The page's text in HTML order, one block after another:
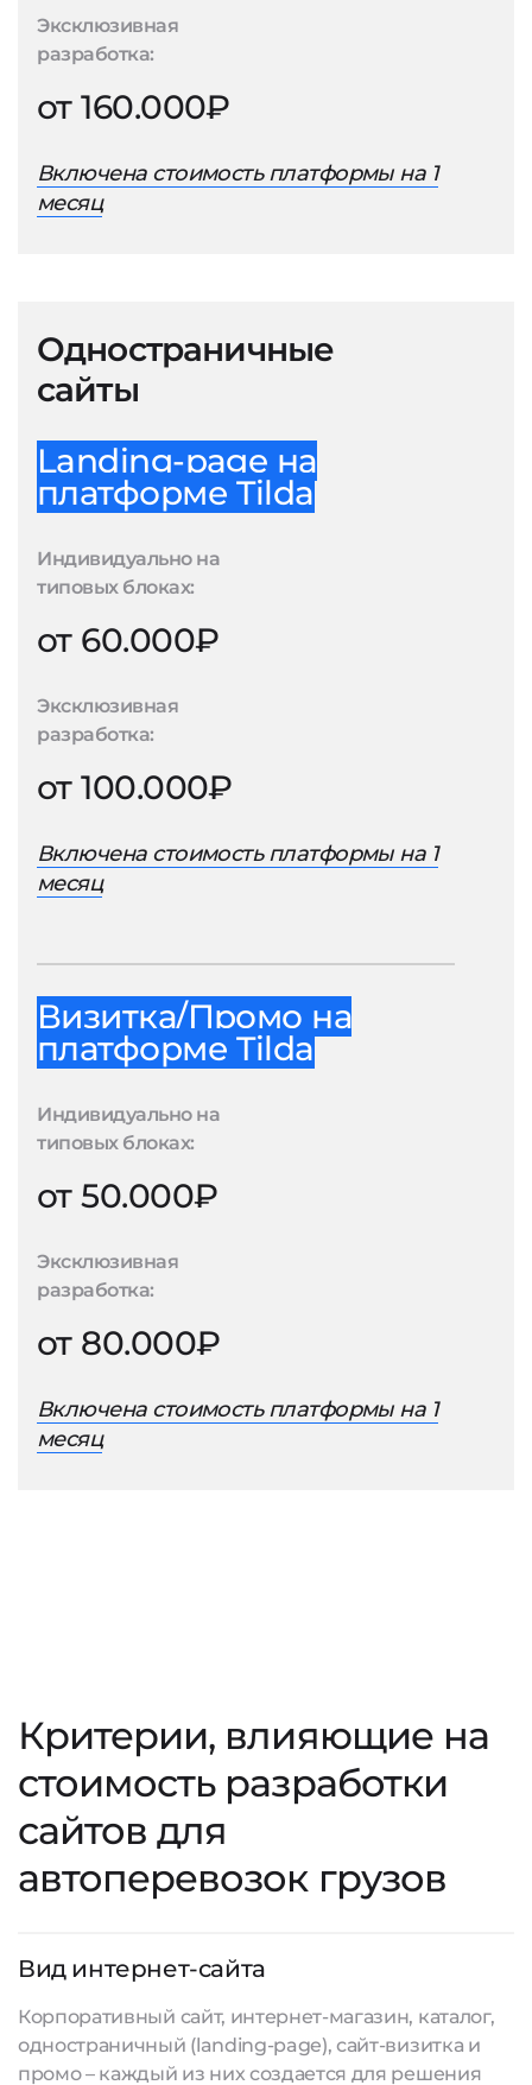
Эксклюзивная
разработка:
от 160.000₽
Включена стоимость платформы на 1
месяц
Одностраничные
сайты
Landing-page на
платформе Tilda
Индивидуально на
типовых блоках:
от 60.000₽
Эксклюзивная
разработка:
от 100.000₽
Включена стоимость платформы на 1
месяц
Визитка/Промо на
платформе Tilda
Индивидуально на
типовых блоках:
от 50.000₽
Эксклюзивная
разработка:
от 80.000₽
Включена стоимость платформы на 1
месяц
Критерии, влияющие на
стоимость разработки
сайтов для
автоперевозок грузов
Вид интернет-сайта
Корпоративный сайт, интернет-магазин, каталог,
одностраничный (landing-page), сайт-визитка и
промо – каждый из них создается для решения